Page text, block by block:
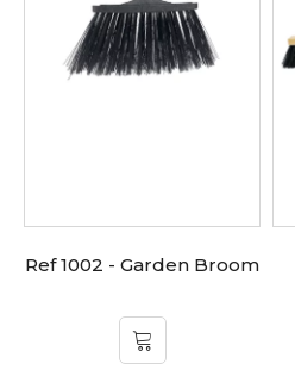
Ref 1002 - Garden Broom